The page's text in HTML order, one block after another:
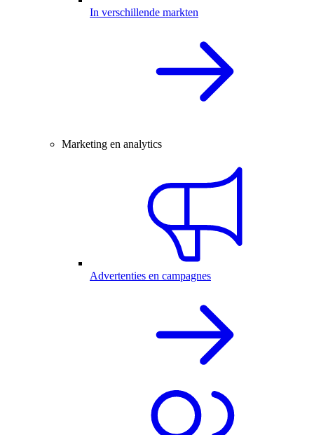
In verschillende markten
Marketing en analytics
Advertenties en campagnes